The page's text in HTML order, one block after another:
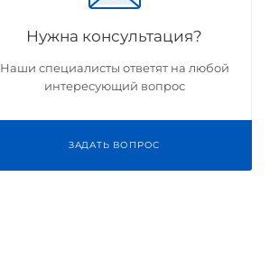
Нужна консультация?
Наши специалисты ответят на любой
интересующий вопрос
ЗАДАТЬ ВОПРОС